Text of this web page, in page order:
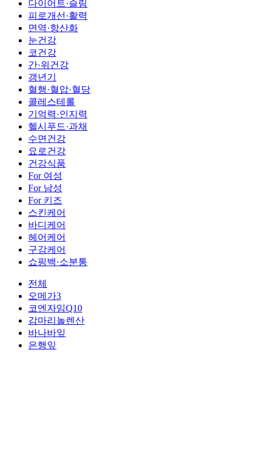
다이어트·슬림
피로개선·활력
면역·항산화
눈건강
코건강
간·위건강
갱년기
혈행·혈압·혈당
콜레스테롤
기억력·인지력
헬시푸드·과채
수면건강
요로건강
건강식품
For 여성
For 남성
For 키즈
스킨케어
바디케어
헤어케어
구강케어
쇼핑백·소분통
전체
오메가3
코엔자임Q10
감마리놀렌산
바나바잎
은행잎